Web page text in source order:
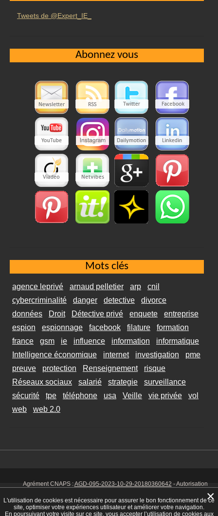
Tweets de @Expert_IE_
Abonnez vous
Mots clés
agence leprivé arnaud pelletier arp
cnil
cybercriminalité
danger detective
divorce
données
Droit Détective privé enquete
entreprise
espion
espionnage facebook filature
formation
france
gsm ie influence information
informatique
Intelligence économique
internet investigation
pme
preuve
protection Renseignement
risque
Réseaux sociaux
salarié strategie
surveillance
sécurité
tpe téléphone usa Veille vie privée
vol
web
web 2.0
Agrément CNAPS :AGD-095-2023-10-29-20180360642 - Autorisation
925 00038 - Code NAF 8030 Z -Mentions Légales-CookiesTél. : 06 14
01 75 32
L'utilisation de cookies est nécessaire pour assurer le bon fonctionnement de ce
site, optimiser votre expériences utilisateur et améliorer votre navigation.
En poursuivant votre visite sur ce site, vous accepter l’utilisation de cookies aux
×